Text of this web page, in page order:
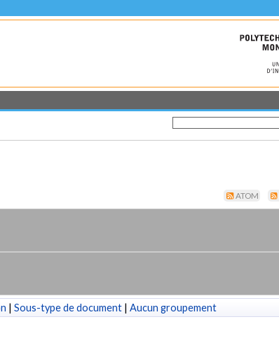
ATOM
| Sous-type de document | Aucun groupement